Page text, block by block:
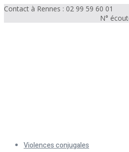
Contact à Rennes : 02 99 59 60 01
N°
Violences conjugales